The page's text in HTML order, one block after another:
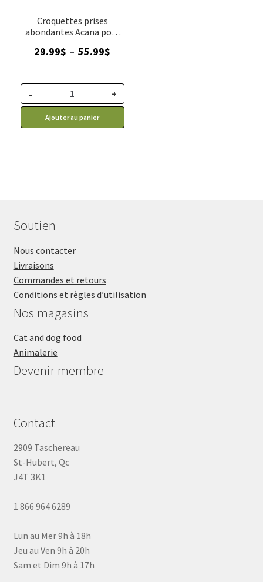
Croquettes prises
abondantes Acana pour
29.99$ – 55.99$
29.99$
à
- +
Ajouter au panier
Soutien
Nous contacter
Livraisons
Commandes et retours
Conditions et règles d’utilisation
Nos magasins
Cat and dog food
Animalerie
Devenir membre
Contact
2909 Taschereau
St-Hubert, Qc
J4T 3K1
1 866 964 6289
Lun au Mer 9h à 18h
Jeu au Ven 9h à 20h
Sam et Dim 9h à 17h